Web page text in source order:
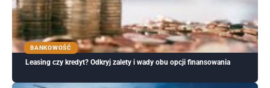
BANKOWOŚĆ
Leasing czy kredyt? Odkryj zalety i wady obu opcji finansowania